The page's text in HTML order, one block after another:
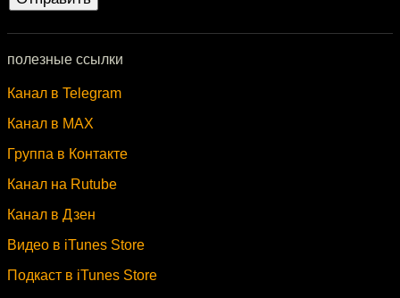
полезные ссылки
Канал в Telegram
Канал в MAX
Группа в Контакте
Канал на Rutube
Канал в Дзен
Видео в iTunes Store
Подкаст в iTunes Store